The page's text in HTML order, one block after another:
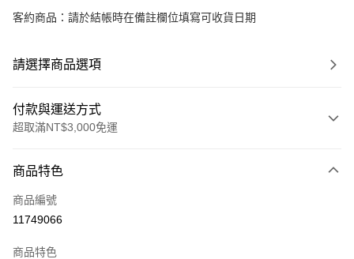
客約商品：請於結帳時在備註欄位填寫可收貨日期
請選擇商品選項
付款與運送方式
超取滿NT$3,000免運
信用卡一次付款
超商取貨付款
商品特色
商品編號
11749066
商品特色